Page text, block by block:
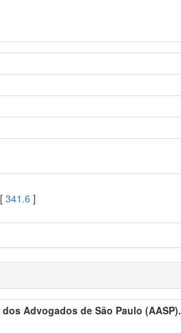
[341.6 ]
Advogados de São Paulo (AASP).